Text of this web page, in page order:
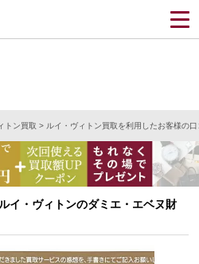
トン買取 > ルイ・ヴィトン買取を利用したお客様の口
イ・ヴィトンのダミエ・エベヌ財